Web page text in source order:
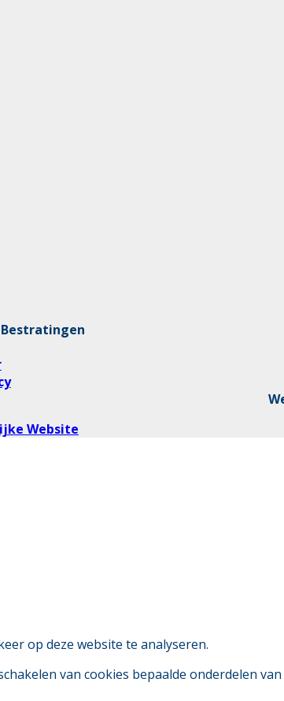
Bestratingen
Website
op deze website te analyseren.
van cookies bepaalde onderdelen